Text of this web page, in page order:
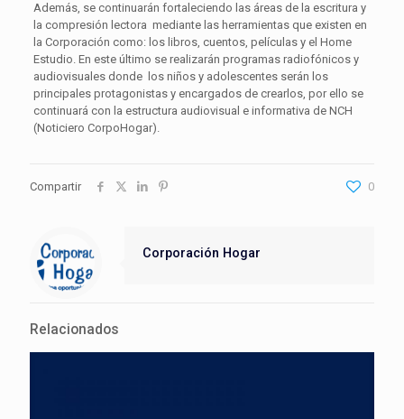
Además, se continuarán fortaleciendo las áreas de la escritura y
la compresión lectora mediante las herramientas que existen en
la Corporación como: los libros, cuentos, películas y el Home
Estudio. En este último se realizarán programas radiofónicos y
audiovisuales donde los niños y adolescentes serán los
principales protagonistas y encargados de crearlos, por ello se
continuará con la estructura audiovisual e informativa de NCH
(Noticiero CorpoHogar).
Compartir 0
Corporación Hogar
Relacionados